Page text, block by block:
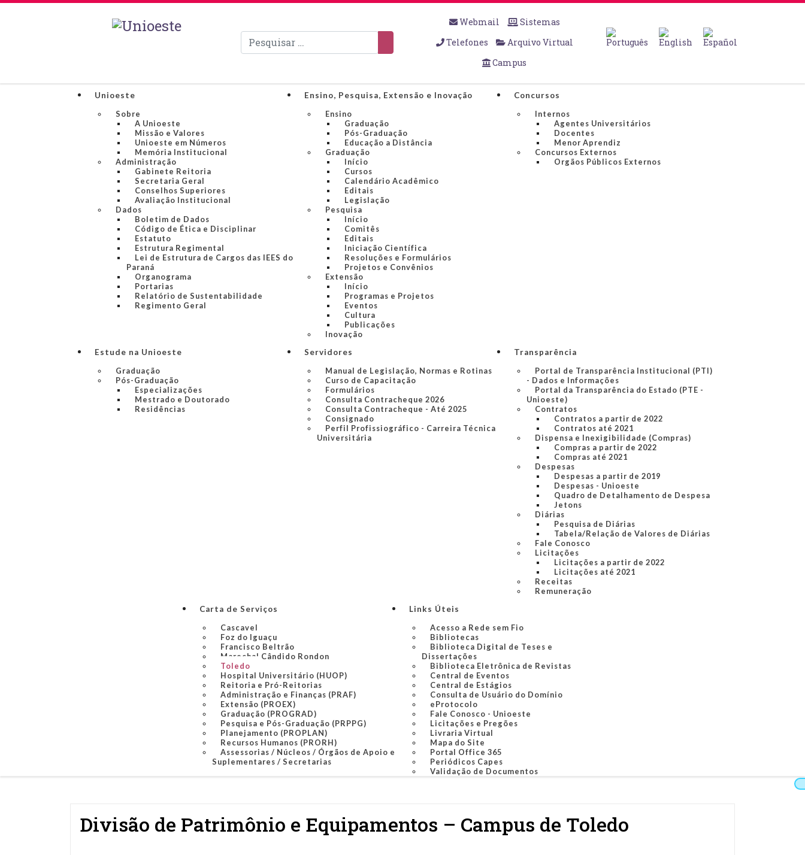
Pesquisar
Webmail
Sistemas
Telefones
Arquivo Virtual
Campus
Unioeste
Sobre
A Unioeste
Missão e Valores
Unioeste em Números
Memória Institucional
Administração
Gabinete Reitoria
Secretaria Geral
Conselhos Superiores
Avaliação Institucional
Dados
Boletim de Dados
Código de Ética e Disciplinar
Estatuto
Estrutura Regimental
Lei de Estrutura de Cargos das IEES do
Paraná
Organograma
Portarias
Relatório de Sustentabilidade
Regimento Geral
Ensino, Pesquisa, Extensão e Inovação
Ensino
Graduação
Pós-Graduação
Educação a Distância
Graduação
Início
Cursos
Calendário Acadêmico
Editais
Legislação
Pesquisa
Início
Comitês
Editais
Iniciação Científica
Resoluções e Formulários
Projetos e Convênios
Extensão
Início
Programas e Projetos
Eventos
Cultura
Publicações
Inovação
Concursos
Internos
Agentes Universitários
Docentes
Menor Aprendiz
Concursos Externos
Orgãos Públicos Externos
Estude na Unioeste
Graduação
Pós-Graduação
Especializações
Mestrado e Doutorado
Residências
Servidores
Manual de Legislação, Normas e Rotinas
Curso de Capacitação
Formulários
Consulta Contracheque 2026
Consulta Contracheque - Até 2025
Consignado
Perfil Profissiográfico - Carreira Técnica
Universitária
Transparência
Portal de Transparência Institucional (PTI)
- Dados e Informações
Portal da Transparência do Estado (PTE -
Unioeste)
Contratos
Contratos a partir de 2022
Contratos até 2021
Dispensa e Inexigibilidade (Compras)
Compras a partir de 2022
Compras até 2021
Despesas
Despesas a partir de 2019
Despesas - Unioeste
Quadro de Detalhamento de Despesa
Jetons
Diárias
Pesquisa de Diárias
Tabela/Relação de Valores de Diárias
Fale Conosco
Licitações
Licitações a partir de 2022
Licitações até 2021
Receitas
Remuneração
Carta de Serviços
Cascavel
Foz do Iguaçu
Francisco Beltrão
Marechal Cândido Rondon
Toledo
Hospital Universitário (HUOP)
Reitoria e Pró-Reitorias
Administração e Finanças (PRAF)
Extensão (PROEX)
Graduação (PROGRAD)
Pesquisa e Pós-Graduação (PRPPG)
Planejamento (PROPLAN)
Recursos Humanos (PRORH)
Assessorias / Núcleos / Órgãos de Apoio e
Suplementares / Secretarias
Links Úteis
Acesso a Rede sem Fio
Bibliotecas
Biblioteca Digital de Teses e
Dissertações
Biblioteca Eletrônica de Revistas
Central de Eventos
Central de Estágios
Consulta de Usuário do Domínio
eProtocolo
Fale Conosco - Unioeste
Licitações e Pregões
Livraria Virtual
Mapa do Site
Portal Office 365
Periódicos Capes
Validação de Documentos
Divisão de Patrimônio e Equipamentos – Campus de Toledo